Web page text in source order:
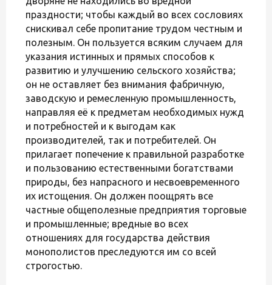
праздности; чтобы каждый во всех сословиях
снискивал себе пропитание трудом честным и
полезным. Он пользуется всяким случаем для
указания истинных и прямых способов к
развитию и улучшению сельского хозяйства;
он не оставляет без внимания фабричную,
заводскую и ремесленную промышленность,
направляя её к предметам необходимых нужд
и потребностей и к выгодам как
производителей, так и потребителей. Он
прилагает попечение к правильной разработке
и пользованию естественными богатствами
природы, без напрасного и несвоевременного
их истощения. Он должен поощрять все
частные общеполезные предприятия торговые
и промышленные; вредные во всех
отношениях для государства действия
монополистов преследуются им со всей
строгостью.